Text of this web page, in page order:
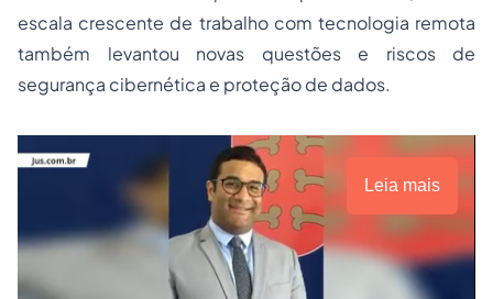
escala crescente de trabalho com tecnologia remota
também levantou novas questões e riscos de
segurança cibernética e proteção de dados.
Leia mais